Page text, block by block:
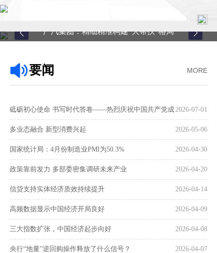
关于中心
县域服务
案例中心
联系我们
在线留言
广汽集团：精细精准构建“大帮扶”格局
MORE
要闻
2026-07-01
砥砺初心使命 书写时代答卷——热烈庆祝中国共产党成
立105周年 2026-05-06
多业态融合 新型消费兴起
2026-04-30
国家统计局：4月份制造业PMI为50.3%
2026-04-20
政策靠前发力 多部委密集调研未来产业
2026-04-14
信贷支持实体经济质效持续提升
2026-04-09
高频数据显示中国经济开局良好
2026-04-08
三大指数扩张，中国经济起步向好
2026-04-07
央行“地量”逆回购操作释放了什么信号？